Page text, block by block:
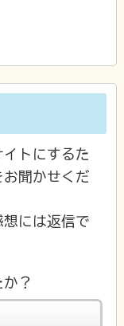
トにするた
聞かせくだ
には返信で
？